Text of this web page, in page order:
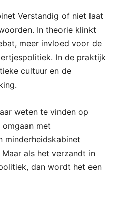
Verstandig of niet laat
In theorie klinkt
meer invloed voor de
In de praktijk
cultuur en de
weten te vinden op
met
minderheidskabinet
als het verzandt in
dan wordt het een